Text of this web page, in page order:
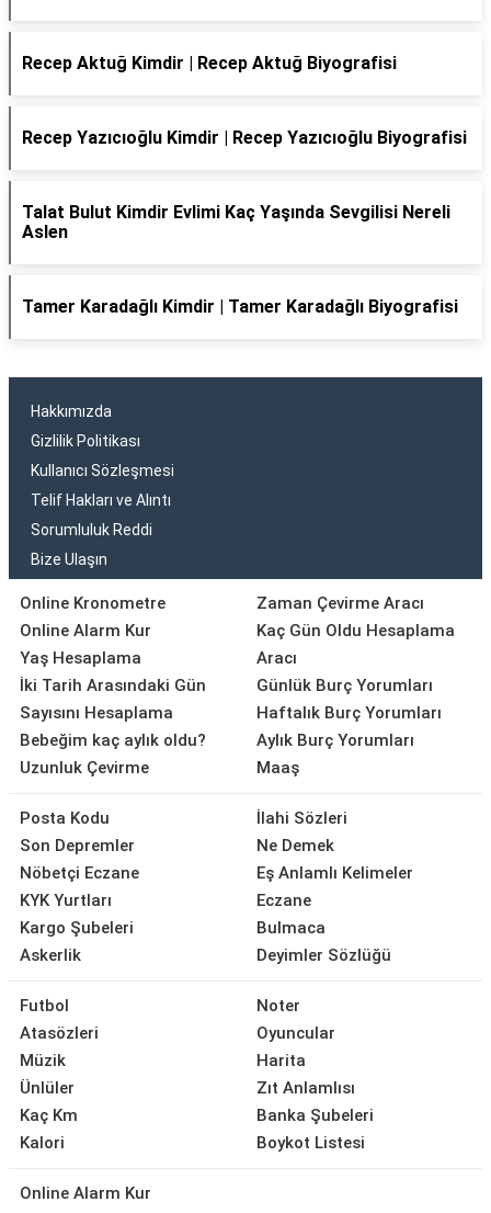
Recep Aktuğ Kimdir | Recep Aktuğ Biyografisi
Recep Yazıcıoğlu Kimdir | Recep Yazıcıoğlu Biyografisi
Talat Bulut Kimdir Evlimi Kaç Yaşında Sevgilisi Nereli
Aslen
Tamer Karadağlı Kimdir | Tamer Karadağlı Biyografisi
Hakkımızda
Gizlilik Politikası
Kullanıcı Sözleşmesi
Telif Hakları ve Alıntı
Sorumluluk Reddi
Bize Ulaşın
Online Kronometre
Online Alarm Kur
Yaş Hesaplama
İki Tarih Arasındaki Gün
Sayısını Hesaplama
Bebeğim kaç aylık oldu?
Uzunluk Çevirme
Zaman Çevirme Aracı
Kaç Gün Oldu Hesaplama
Aracı
Günlük Burç Yorumları
Haftalık Burç Yorumları
Aylık Burç Yorumları
Maaş
Posta Kodu
Son Depremler
Nöbetçi Eczane
KYK Yurtları
Kargo Şubeleri
Askerlik
İlahi Sözleri
Ne Demek
Eş Anlamlı Kelimeler
Eczane
Bulmaca
Deyimler Sözlüğü
Futbol
Atasözleri
Müzik
Ünlüler
Kaç Km
Kalori
Noter
Oyuncular
Harita
Zıt Anlamlısı
Banka Şubeleri
Boykot Listesi
Online Alarm Kur